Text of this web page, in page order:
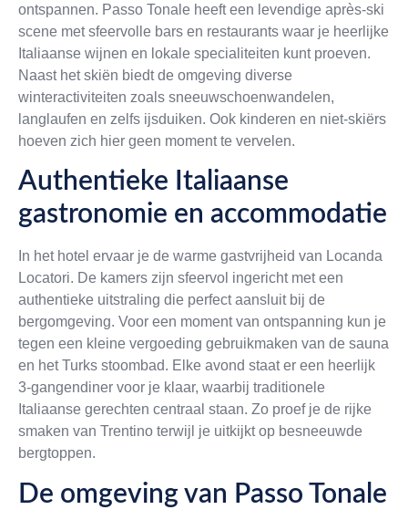
ontspannen. Passo Tonale heeft een levendige après-ski
scene met sfeervolle bars en restaurants waar je heerlijke
Italiaanse wijnen en lokale specialiteiten kunt proeven.
Naast het skiën biedt de omgeving diverse
winteractiviteiten zoals sneeuwschoenwandelen,
langlaufen en zelfs ijsduiken. Ook kinderen en niet-skiërs
hoeven zich hier geen moment te vervelen.
Authentieke Italiaanse
gastronomie en accommodatie
In het hotel ervaar je de warme gastvrijheid van Locanda
Locatori. De kamers zijn sfeervol ingericht met een
authentieke uitstraling die perfect aansluit bij de
bergomgeving. Voor een moment van ontspanning kun je
tegen een kleine vergoeding gebruikmaken van de sauna
en het Turks stoombad. Elke avond staat er een heerlijk
3-gangendiner voor je klaar, waarbij traditionele
Italiaanse gerechten centraal staan. Zo proef je de rijke
smaken van Trentino terwijl je uitkijkt op besneeuwde
bergtoppen.
De omgeving van Passo Tonale